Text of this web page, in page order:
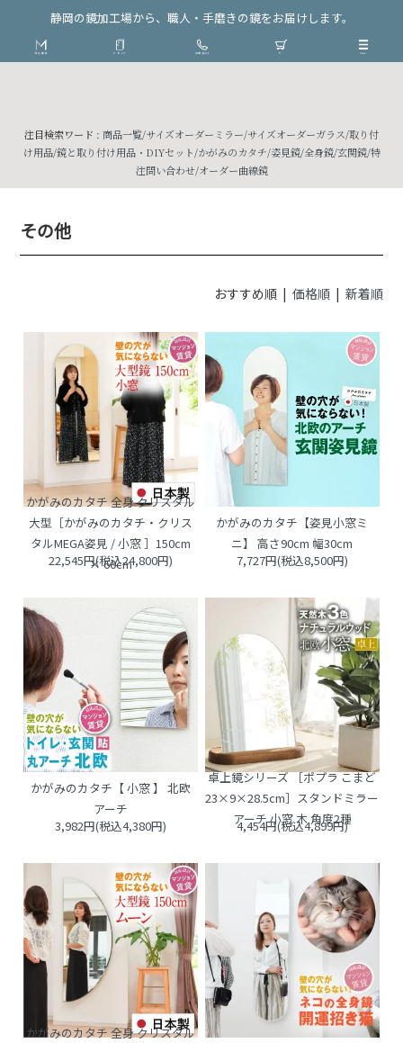
静岡の鏡加工場から、職人・手磨きの鏡をお届けします。
注目検索ワード : 商品一覧/サイズオーダーミラー/サイズオーダーガラス/取り付
け用品/鏡と取り付け用品・DIYセット/かがみのカタチ/姿見鏡/全身鏡/玄関鏡/特
注問い合わせ/オーダー曲線鏡
その他
おすすめ順 | 価格順| 新着順
かがみのカタチ 全身 クリスタル
大型［かがみのカタチ・クリス
タルMEGA姿見 / 小窓 ］150cm
× 60cm
22,545円(税込24,800円)
かがみのカタチ【姿見小窓ミ
ニ】 高さ90cm 幅30cm
7,727円(税込8,500円)
かがみのカタチ【 小窓 】 北欧
アーチ
3,982円(税込4,380円)
卓上鏡シリーズ ［ポプラ こまど
23×9×28.5cm］スタンドミラー
アーチ 小窓 木 角度2種
4,454円(税込4,899円)
かがみのカタチ 全身 クリスタル